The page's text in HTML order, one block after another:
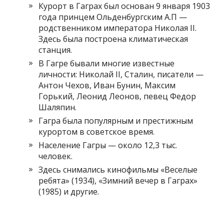
Курорт в Гаграх был основан 9 января 1903
года принцем Ольденбургским А.П —
родственником императора Николая II.
Здесь была построена климатическая
станция.
В Гагре бывали многие известные
личности: Николай II, Сталин, писатели —
Антон Чехов, Иван Бунин, Максим
Горький, Леонид Леонов, певец Федор
Шаляпин.
Гагра была популярным и престижным
курортом в советское время.
Население Гагры — около 12,3 тыс.
человек.
Здесь снимались кинофильмы «Веселые
ребята» (1934), «Зимний вечер в Гаграх»
(1985) и другие.